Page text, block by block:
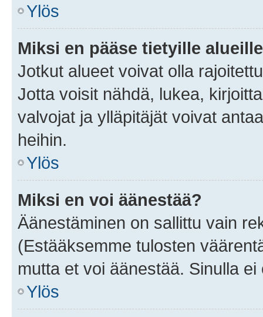
Ylös
Miksi en pääse tietyille
Jotkut alueet voivat olla
Jotta voisit nähdä, lukea,
valvojat ja ylläpitäjät voivat
heihin.
Ylös
Miksi en voi äänestää?
Äänestäminen on sallittu vain
(Estääksemme tulosten
mutta et voi äänestää. Sinulla
Ylös